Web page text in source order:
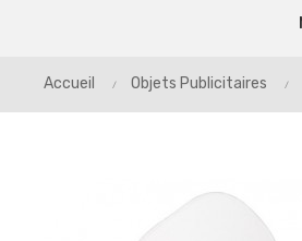
Accueil Objets Publicitaires